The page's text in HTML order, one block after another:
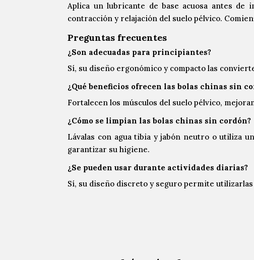
Aplica un lubricante de base acuosa antes de
contracción y relajación del suelo pélvico.
Preguntas frecuentes
¿Son adecuadas para principiantes?
Sí, su diseño ergonómico y compacto las
¿Qué beneficios ofrecen las bolas chinas sin
Fortalecen los músculos del suelo pélvico,
¿Cómo se limpian las bolas chinas sin cordón?
Lávalas con agua tibia y jabón neutro o utiliza
garantizar su higiene.
¿Se pueden usar durante actividades diarias?
Sí, su diseño discreto y seguro permite